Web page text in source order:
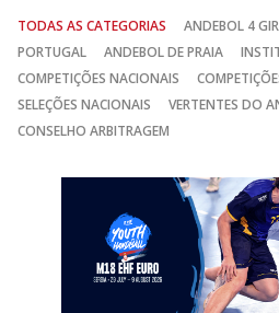
TODAS AS CATEGORIAS ANDEBOL 4
PORTUGAL
ANDEBOL DE PRAIA
COMPETIÇÕES NACIONAIS
SELEÇÕES NACIONAIS
VERTENTES DO
CONSELHO ARBITRAGEM